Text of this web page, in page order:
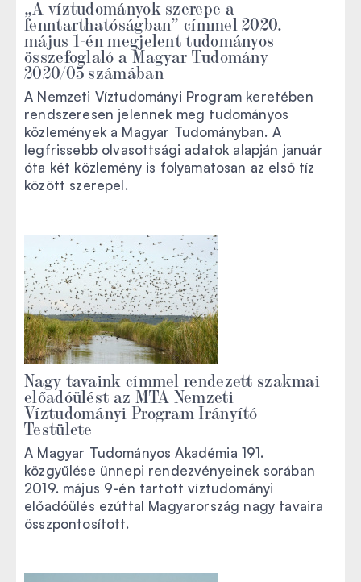
„A víztudományok szerepe a
fenntarthatóságban” címmel 2020.
május 1-én megjelent tudományos
összefoglaló a Magyar Tudomány
2020/05 számában
A Nemzeti Víztudományi Program keretében
rendszeresen jelennek meg tudományos
közlemények a Magyar Tudományban. A
legfrissebb olvasottsági adatok alapján január
óta két közlemény is folyamatosan az első tíz
között szerepel.
Nagy tavaink címmel rendezett szakmai
előadóülést az MTA Nemzeti
Víztudományi Program Irányító
Testülete
A Magyar Tudományos Akadémia 191.
közgyűlése ünnepi rendezvényeinek sorában
2019. május 9-én tartott víztudományi
előadóülés ezúttal Magyarország nagy tavaira
összpontosított.